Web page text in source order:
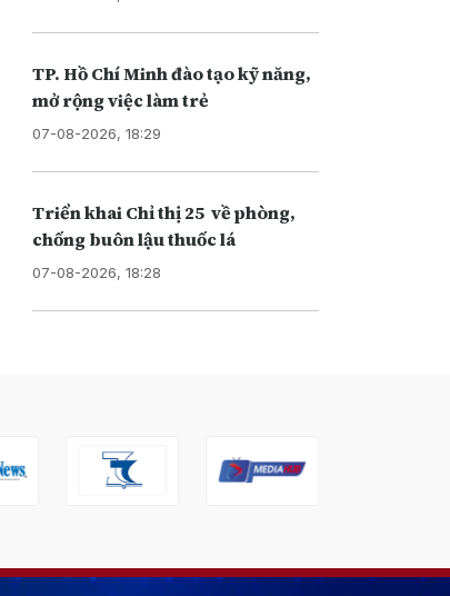
TP. Hồ Chí Minh đào tạo kỹ năng,
mở rộng việc làm trẻ
07-08-2026, 18:29
Triển khai Chỉ thị 25 về phòng,
chống buôn lậu thuốc lá
07-08-2026, 18:28